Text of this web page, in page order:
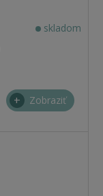
skladom
Zobraziť